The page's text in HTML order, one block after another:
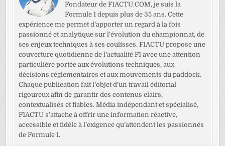
Fondateur de F1ACTU.COM, je suis la
Formule 1 depuis plus de 35 ans. Cette
expérience me permet d’apporter un regard à la fois
passionné et analytique sur l’évolution du championnat, de
ses enjeux techniques à ses coulisses. F1ACTU propose une
couverture quotidienne de l’actualité F1 avec une attention
particulière portée aux évolutions techniques, aux
décisions réglementaires et aux mouvements du paddock.
Chaque publication fait l’objet d’un travail éditorial
rigoureux afin de garantir des contenus clairs,
contextualisés et fiables. Média indépendant et spécialisé,
F1ACTU s’attache à offrir une information réactive,
accessible et fidèle à l’exigence qu’attendent les passionnés
de Formule 1.